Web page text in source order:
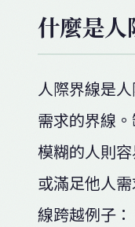
什麼是人
人際界線是
需求的界線
模糊的人則
或滿足他人
線跨越例子：